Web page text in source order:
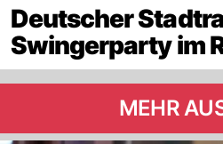
Deutscher
Swingerparty im
MEHR